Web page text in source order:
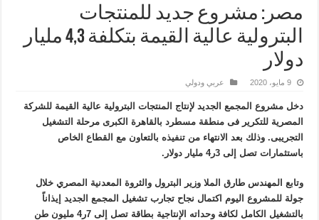
مصر: مشروع جديد للمنتجات
البترولية عالية القيمة بتكلفة 4,3 مليار
دولار
9 مايو، 2020 عربي ودولي
دخل مشروع المجمع الجديد لإنتاج المنتجات البترولية عالية القيمة للشركة
المصرية للتكرير فى منطقة مسطرد بالقاهرة الكبرى مرحلة التشغيل
التجريبى. وذلك بعد الانتهاء من تنفيذه بالتعاون مع القطاع الخاص
باستثمارات تصل إلى 3ر4 مليار دولار.
وتابع المهندس طارق الملا وزير البترول والثروة المعدنية المصري خلال
جولة للمشروع اليوم اكتمال نجاح تجارب تشغيل المجمع الجديد إيذاناً
بالتشغيل الكامل لكافة وحداته الإنتاجية بطاقة تصل إلى 7ر4 مليون طن